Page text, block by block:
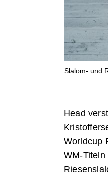
Slalom- und
Head
Worldcup
WM-